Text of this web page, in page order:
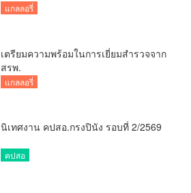
แวดล้อม
แกลลอรี่
เตรียมความพร้อมในการเยี่ยมสำรวจจาก
สรพ.
แกลลอรี่
นิเทศงาน คปสอ.กรงปินัง รอบที่ 2/2569
คปสอ